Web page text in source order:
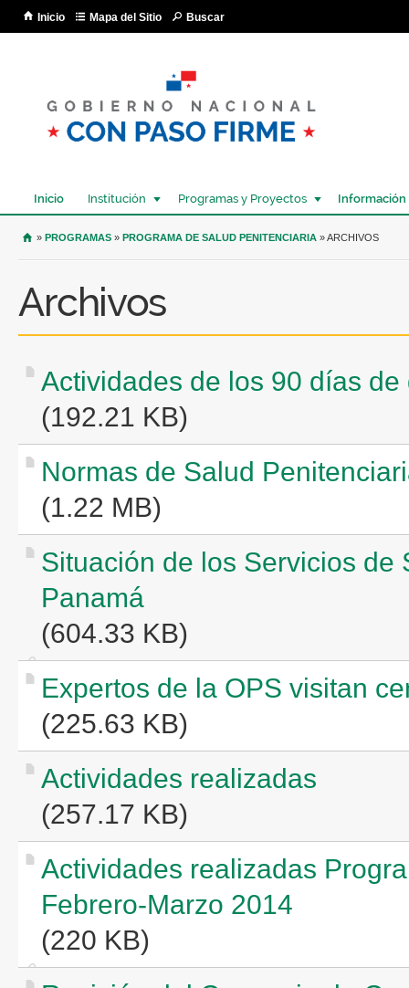
Inicio Mapa del Sitio Buscar
Inicio Institución Programas y Proyectos Información
USTED SE ENCUENTRA AQUÍ
» PROGRAMAS » PROGRAMA DE SALUD PENITENCIARIA » ARCHIVOS
Archivos
Actividades de los 90 días
(192.21 KB)
Normas de Salud
(1.22 MB)
Situación de los Servicios de
Panamá
(604.33 KB)
Expertos de la OPS visitan
(225.63 KB)
Actividades realizadas
(257.17 KB)
Actividades realizadas
Febrero-Marzo 2014
(220 KB)